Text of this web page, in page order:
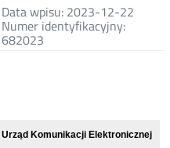
Data wpisu: 2023-12-22
Numer identyfikacyjny:
682023
Urząd Komunikacji Elektronicznej